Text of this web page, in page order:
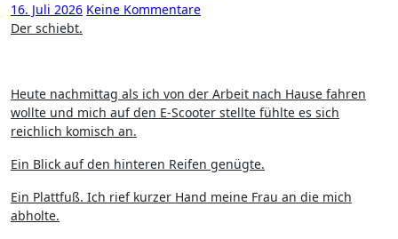
16. Juli 2026 Keine Kommentare
Der schiebt.
Heute nachmittag als ich von der Arbeit nach Hause fahren
wollte und mich auf den E-Scooter stellte fühlte es sich
reichlich komisch an.
Ein Blick auf den hinteren Reifen genügte.
Ein Plattfuß. Ich rief kurzer Hand meine Frau an die mich
abholte.